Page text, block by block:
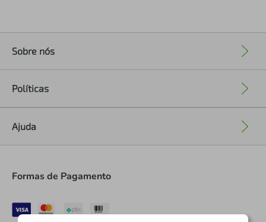
Sobre nós
Políticas
Ajuda
Formas de Pagamento